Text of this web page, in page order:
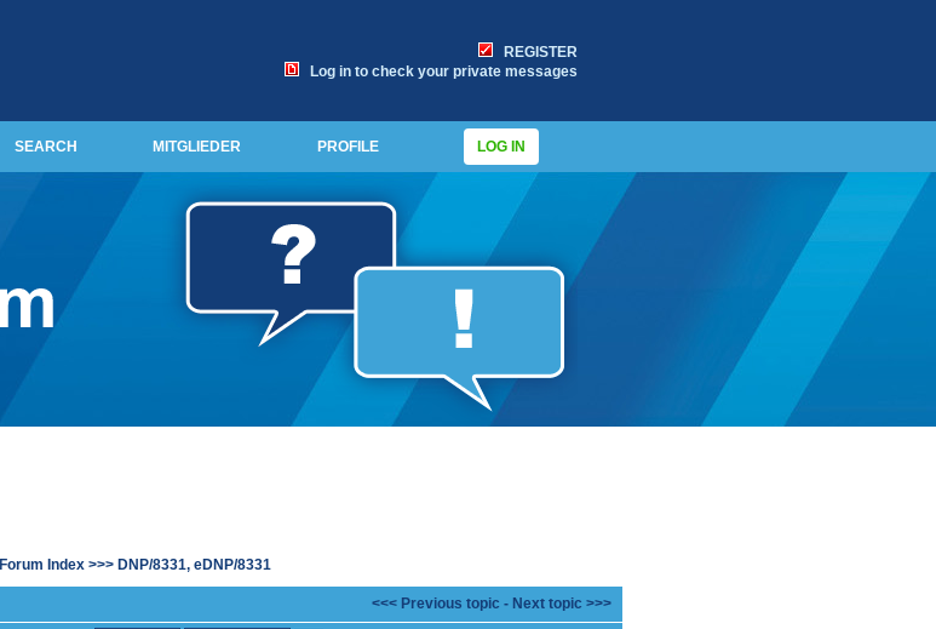
REGISTER
Log in to check your private messages
SEARCH MITGLIEDER PROFILE LOG IN
Index>>> DNP/8331, eDNP/8331
<<< Previous topic - Next topic >>>